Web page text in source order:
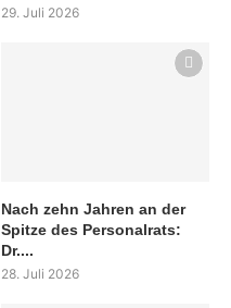
29. Juli 2026
Nach zehn Jahren an der
Spitze des Personalrats:
Dr....
28. Juli 2026